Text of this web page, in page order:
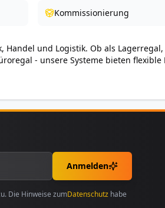
Kommissionierung
und Logistik. Ob als Lagerregal,
- unsere Systeme bieten flexible
Anmelden
Die Hinweise zumDatenschutz habe